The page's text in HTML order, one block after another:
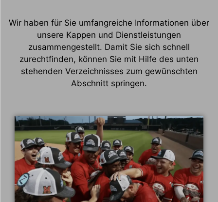
Wir haben für Sie umfangreiche Informationen über
unsere Kappen und Dienstleistungen
zusammengestellt. Damit Sie sich schnell
zurechtfinden, können Sie mit Hilfe des unten
stehenden Verzeichnisses zum gewünschten
Abschnitt springen.